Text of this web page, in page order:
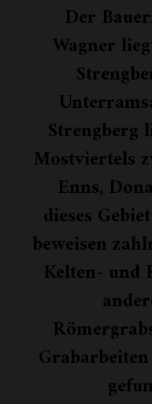
Der
Wagner
Strengberg
Mostviertels
Enns,
dieses
beweisen
Kelten- und